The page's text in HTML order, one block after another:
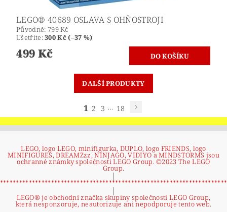
LEGO® 40689 OSLAVA S OHŇOSTROJI
Původně: 799 Kč
Ušetříte:300 Kč (–37 %)
499 Kč
DALŠÍ PRODUKTY
1 2 3 ... 18
LEGO, logo LEGO, minifigurka, DUPLO, logo FRIENDS, logo
MINIFIGURES, DREAMZzz, NINJAGO, VIDIYO a MINDSTORMS jsou
ochranné známky společnosti LEGO Group. ©2023 The LEGO
Group.
|
|
LEGO® je obchodní značka skupiny společností LEGO Group,
která nesponzoruje, neautorizuje ani nepodporuje tento web.